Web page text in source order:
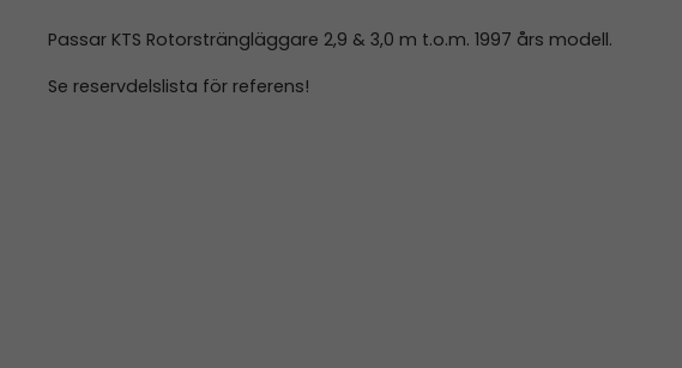
Passar KTS Rotorsträngläggare 2,9 & 3,0 m t.o.m. 1997 års modell.
Se reservdelslista för referens!